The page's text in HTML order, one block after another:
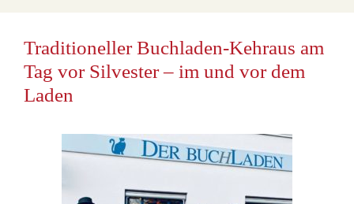
Traditioneller Buchladen-Kehraus am
Tag vor Silvester – im und vor dem
Laden